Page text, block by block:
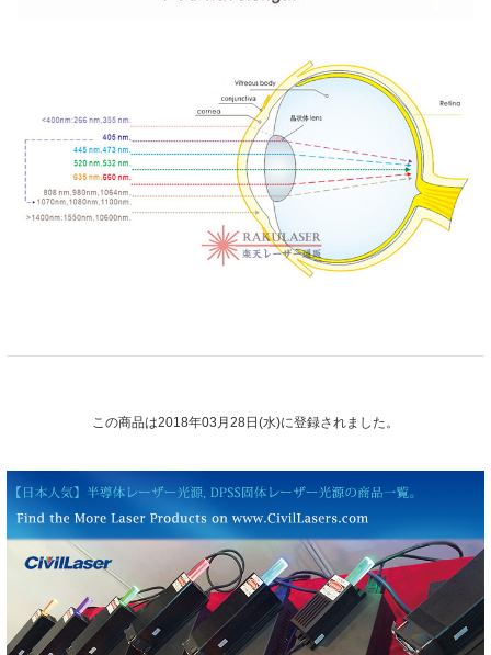
この商品は2018年03月28日(水)に登録されました。